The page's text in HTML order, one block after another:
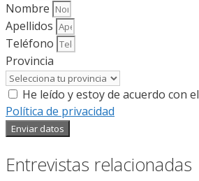
Nombre
Apellidos
Teléfono
Provincia
He leído y estoy de acuerdo con el
Política de privacidad
Enviar datos
Entrevistas relacionadas